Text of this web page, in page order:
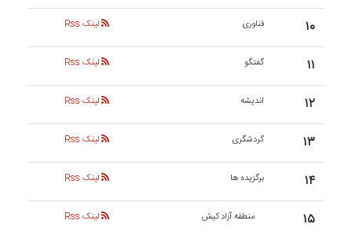
۱۰ فناوری لینک Rss
۱۱ گفتگو لینک Rss
۱۲ اندیشه لینک Rss
۱۳ گردشگری لینک Rss
۱۴ برگزیده ها لینک Rss
۱۵ منطقه آزاد کیش لینک Rss